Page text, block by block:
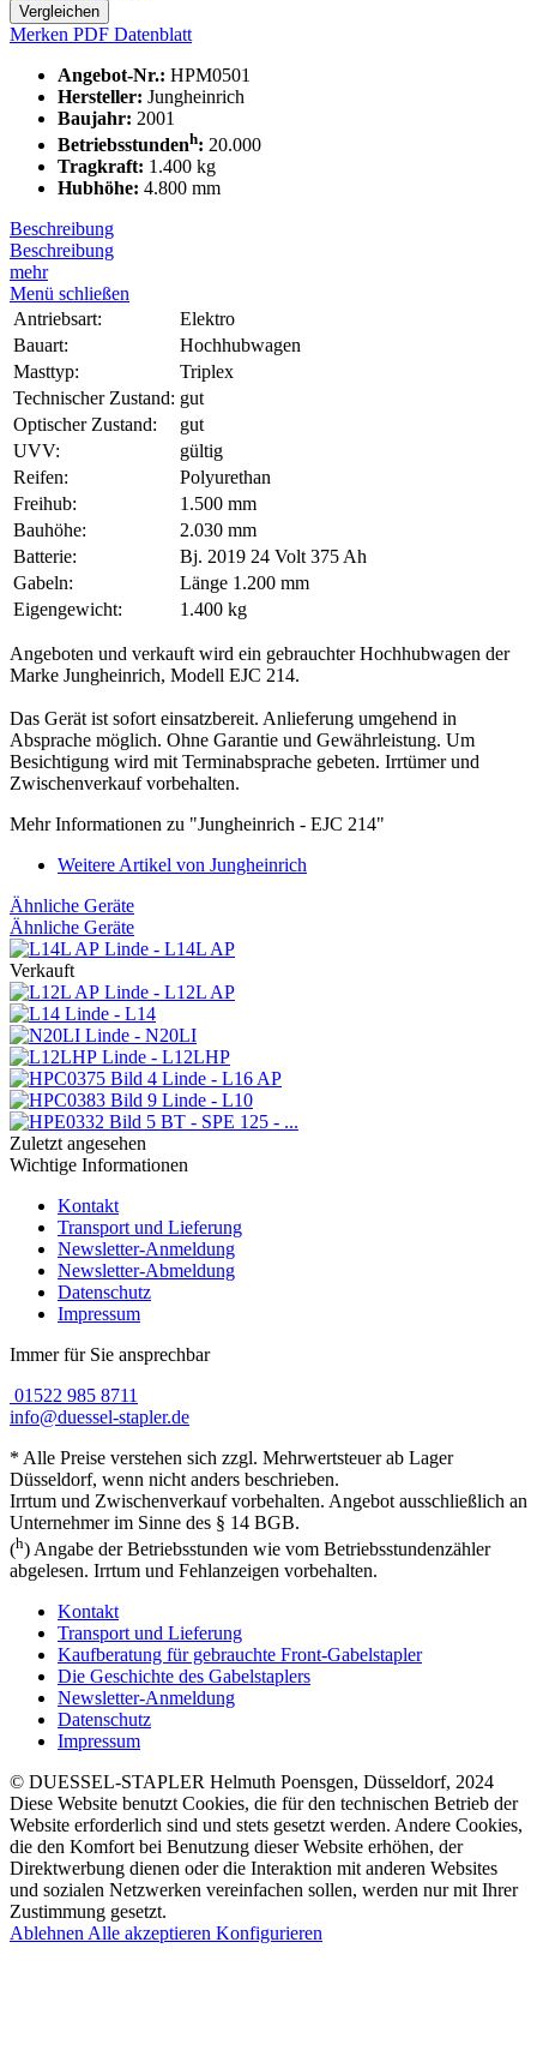
Vergleichen
Merken PDF Datenblatt
Angebot-Nr.: HPM0501
Hersteller: Jungheinrich
Baujahr: 2001
Betriebsstundenh: 20.000
Tragkraft: 1.400 kg
Hubhöhe: 4.800 mm
Beschreibung
Beschreibung
mehr
Menü schließen
Antriebsart:
Elektro
Bauart:
Hochhubwagen
Masttyp:
Triplex
Technischer Zustand: gut
Optischer Zustand:
gut
UVV:
gültig
Reifen:
Polyurethan
Freihub:
1.500 mm
Bauhöhe:
2.030 mm
Batterie:
Bj. 2019 24 Volt 375 Ah
Gabeln:
Länge 1.200 mm
Eigengewicht:
1.400 kg
Angeboten und verkauft wird ein gebrauchter Hochhubwagen der
Marke Jungheinrich, Modell EJC 214.
Das Gerät ist sofort einsatzbereit. Anlieferung umgehend in
Absprache möglich. Ohne Garantie und Gewährleistung. Um
Besichtigung wird mit Terminabsprache gebeten. Irrtümer und
Zwischenverkauf vorbehalten.
Mehr Informationen zu "Jungheinrich - EJC 214"
Weitere Artikel von Jungheinrich
Ähnliche Geräte
Ähnliche Geräte
Linde - L14L AP
Verkauft
Linde - L12L AP
Linde - L14
Linde - N20LI
Linde - L12LHP
Linde - L16 AP
Linde - L10
BT - SPE 125 - ...
Zuletzt angesehen
Wichtige Informationen
Kontakt
Transport und Lieferung
Newsletter-Anmeldung
Newsletter-Abmeldung
Datenschutz
Impressum
Immer für Sie ansprechbar
01522 985 8711
info@duessel-stapler.de
* Alle Preise verstehen sich zzgl. Mehrwertsteuer ab Lager
Düsseldorf, wenn nicht anders beschrieben.
Irrtum und Zwischenverkauf vorbehalten. Angebot ausschließlich an
Unternehmer im Sinne des § 14 BGB.
(h) Angabe der Betriebsstunden wie vom Betriebsstundenzähler
abgelesen. Irrtum und Fehlanzeigen vorbehalten.
Kontakt
Transport und Lieferung
Kaufberatung für gebrauchte Front-Gabelstapler
Die Geschichte des Gabelstaplers
Newsletter-Anmeldung
Datenschutz
Impressum
© DUESSEL-STAPLER Helmuth Poensgen, Düsseldorf, 2024
Diese Website benutzt Cookies, die für den technischen Betrieb der
Website erforderlich sind und stets gesetzt werden. Andere Cookies,
die den Komfort bei Benutzung dieser Website erhöhen, der
Direktwerbung dienen oder die Interaktion mit anderen Websites
und sozialen Netzwerken vereinfachen sollen, werden nur mit Ihrer
Zustimmung gesetzt.
AblehnenAlle akzeptieren Konfigurieren